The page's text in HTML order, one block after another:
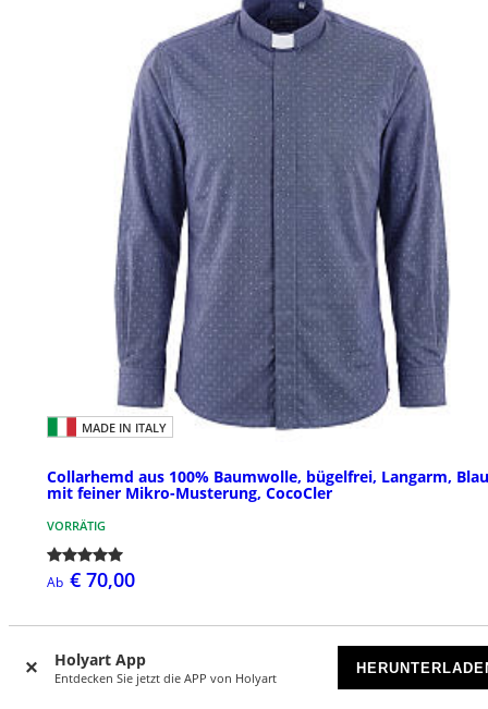
Holyart App
Entdecken Sie jetzt die APP von Holyart
MADE IN ITALY
Collarhemd aus 100% Baumwolle, bügelfrei, Langarm, Blau
mit feiner Mikro-Musterung, CocoCler
VORRÄTIG
Ab € 70,00